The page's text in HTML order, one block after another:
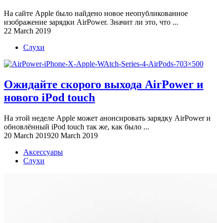
На сайте Apple было найдено новое неопубликованное
изображение зарядки AirPower. Значит ли это, что ...
22 March 2019
Слухи
Ожидайте скорого выхода AirPower и
нового iPod touch
На этой неделе Apple может анонсировать зарядку AirPower и
обновлённый iPod touch так же, как было ...
20 March 201920 March 2019
Аксессуары
Слухи